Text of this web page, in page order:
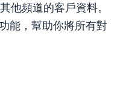
他頻道的客戶資料。
能，幫助你將所有對